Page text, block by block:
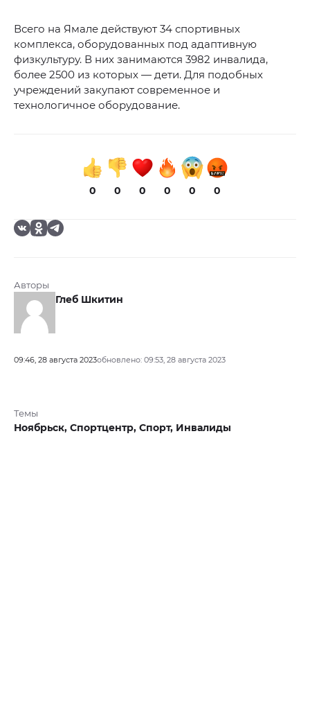
Всего на Ямале действуют 34 спортивных
комплекса, оборудованных под адаптивную
физкультуру. В них занимаются 3982 инвалида,
более 2500 из которых — дети. Для подобных
учреждений закупают современное и
технологичное оборудование.
0 0 0 0 0 0
Авторы
Глеб Шкитин
09:46, 28 августа 2023обновлено: 09:53, 28 августа 2023
Темы
Ноябрьск, Спортцентр, Спорт, Инвалиды